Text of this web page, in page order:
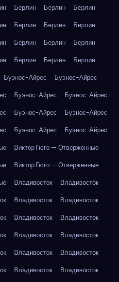
Берлин Берлин
Берлин
Берлин Берлин
Берлин
Берлин Берлин
Берлин
Берлин Берлин
Берлин
Буэнос-Айрес
Буэнос-Айрес
Буэнос-Айрес
Буэнос-Айрес
Буэнос-Айрес
Буэнос-Айрес
Буэнос-Айрес
Буэнос-Айрес
Виктор Гюго — Отверженные
Виктор Гюго — Отверженные
Владивосток
Владивосток
Владивосток
Владивосток
Владивосток
Владивосток
Владивосток
Владивосток
Владивосток
Владивосток
Владивосток
Владивосток